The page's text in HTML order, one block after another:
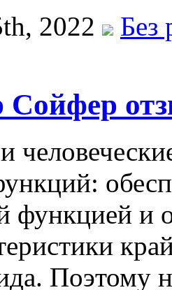
2022
Без
Сойфер
функцией и
Поэтому